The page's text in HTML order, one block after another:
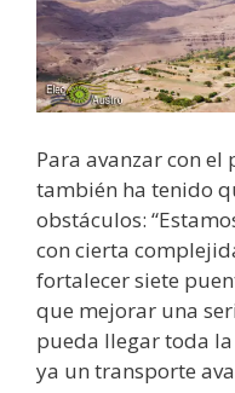
Para avanzar con el
también ha tenido
obstáculos:
con cierta
fortalecer siete
que mejorar una
pueda llegar toda
ya un transporte